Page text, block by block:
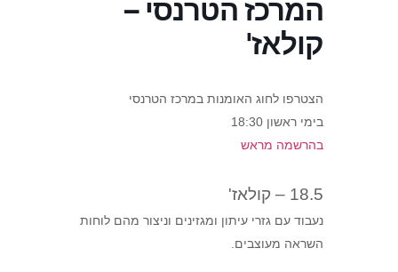
המרכז הטרנסי –
קולאז'
הצטרפו לחוג האומנות במרכז הטרנסי
בימי ראשון 18:30
בהרשמה מראש
18.5 – קולאז'
נעבוד עם גזרי עיתון ומגזינים וניצור מהם לוחות
השראה מעוצבים.